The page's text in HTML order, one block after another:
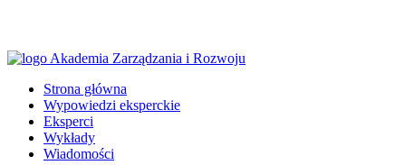
Strona główna
Wypowiedzi eksperckie
Eksperci
Wykłady
Wiadomości